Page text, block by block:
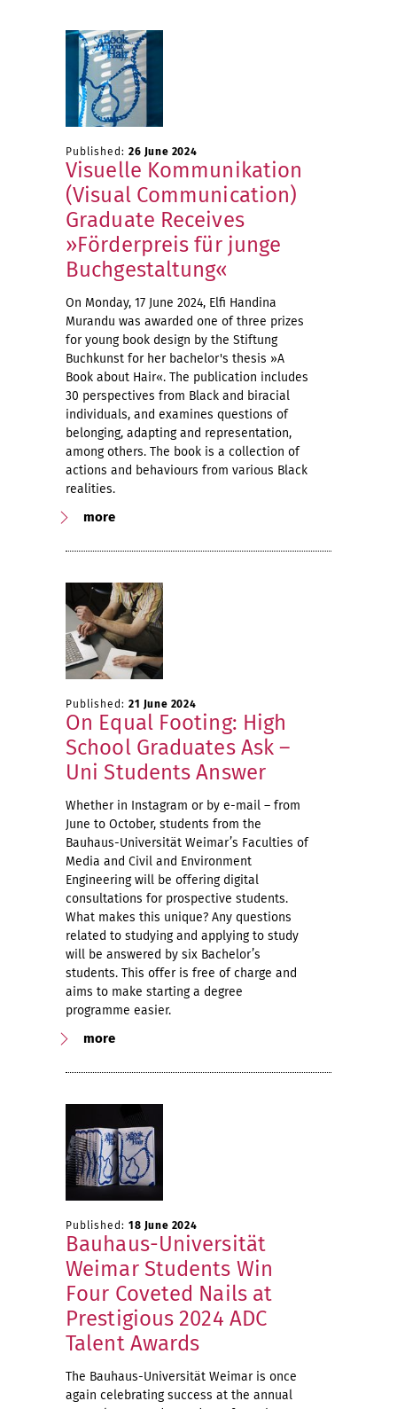
Published: 26 June 2024
Visuelle Kommunikation
(Visual Communication)
Graduate Receives
»Förderpreis für junge
Buchgestaltung«
On Monday, 17 June 2024, Elfi Handina
Murandu was awarded one of three prizes
for young book design by the Stiftung
Buchkunst for her bachelor's thesis »A
Book about Hair«. The publication includes
30 perspectives from Black and biracial
individuals, and examines questions of
belonging, adapting and representation,
among others. The book is a collection of
actions and behaviours from various Black
realities.
more
Published: 21 June 2024
On Equal Footing: High
School Graduates Ask –
Uni Students Answer
Whether in Instagram or by e-mail – from
June to October, students from the
Bauhaus-Universität Weimar’s Faculties of
Media and Civil and Environment
Engineering will be offering digital
consultations for prospective students.
What makes this unique? Any questions
related to studying and applying to study
will be answered by six Bachelor’s
students. This offer is free of charge and
aims to make starting a degree
programme easier.
more
Published: 18 June 2024
Bauhaus-Universität
Weimar Students Win
Four Coveted Nails at
Prestigious 2024 ADC
Talent Awards
The Bauhaus-Universität Weimar is once
again celebrating success at the annual